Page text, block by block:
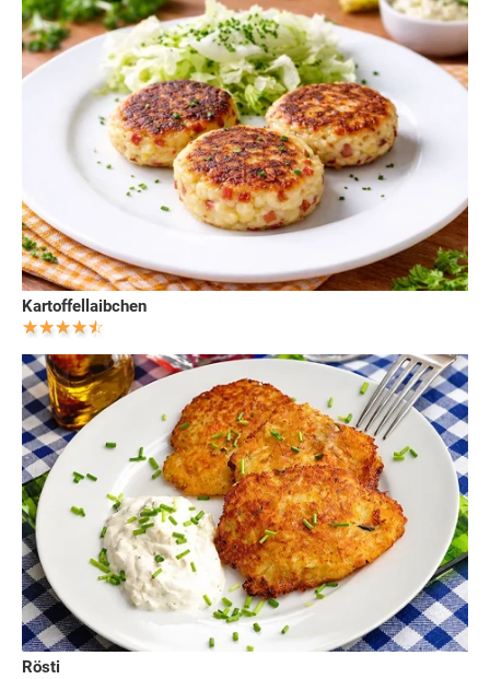
Kartoffellaibchen
Rösti